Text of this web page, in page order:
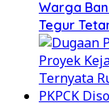
Warga
Tegur